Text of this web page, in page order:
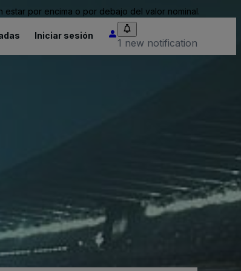
por encima o por debajo del valor nominal.
Iniciar sesión
1 new notification